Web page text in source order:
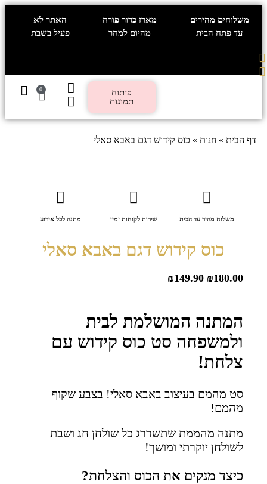
משלוחים מהירים
עד פתח הבית
מארז כדור פורח
מהיום למחר
האתר לא
פעיל בשבת
פיתוח
תמונות
0
דף הבית » חנות » כוס קידוש דגם באבא סאלי
משלוח מהיר עד הבית שירות לקוחות זמין מתנה לכל אירוע
כוס קידוש דגם באבא סאלי
₪180.00
₪149.90
המתנה המושלמת לבית
ולמשפחה סט כוס קידוש עם
צלחת!
סט מהמם בעיצוב באבא סאלי! בצבע שקוף
מהמם!
מתנה מהממת שתשדרג כל שולחן חג ושבת
לשולחן יוקרתי ומושך!
כיצד מנקים את הכוס והצלחת?